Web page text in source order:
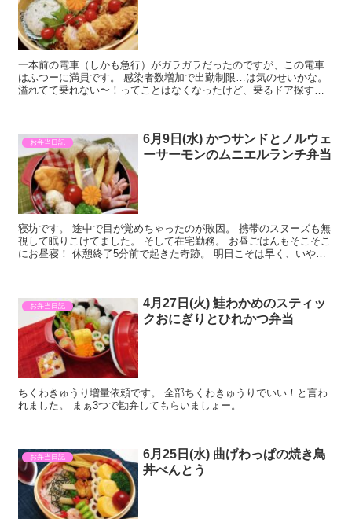
一本前の電車（しかも急行）がガラガラだったのですが、この電車
はふつーに満員です。 感染者数増加で出勤制限…は気のせいかな。
溢れてて乗れない〜！ってことはなくなったけど、乗るドア探す程
お弁当日記
6月9日(水) かつサンドとノルウェ
ーサーモンのムニエルランチ弁当
寝坊です。 途中で目が覚めちゃったのが敗因。 携帯のスヌーズも無
視して眠りこけてました。 そして在宅勤務。 お昼ごはんもそこそこ
にお昼寝！ 休憩終了5分前で起きた奇跡。 明日こそは早く、いや、
お弁当日記
4月27日(火) 鮭わかめのスティッ
クおにぎりとひれかつ弁当
ちくわきゅうり増量依頼です。 全部ちくわきゅうりでいい！と言わ
れました。 まぁ3つで勘弁してもらいましょー。
お弁当日記
6月25日(水) 曲げわっぱの焼き鳥
丼べんとう